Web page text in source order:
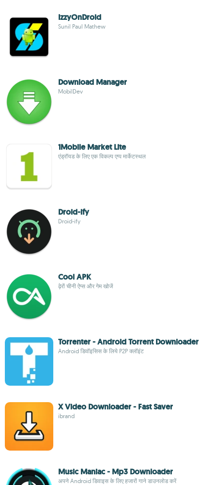
IzzyOnDroid
Sunil Paul Mathew
Download Manager
MobilDev
1Mobile Market Lite
एंड्रॉयड के लिए एक विकल्प एप्प मार्केटस्थल
Droid-ify
Droid-ify
Cool APK
ढ़ेरों चीनी ऐप्स और गेम खोजें
Torrenter - Android Torrent Downloader
Android डिवॉइसिस के लिये P2P क्लॉइंट
X Video Downloader - Fast Saver
ibrand
Music Maniac - Mp3 Downloader
अपने Android डिवाइस के लिए हजारों गाने डाउनलोड करें